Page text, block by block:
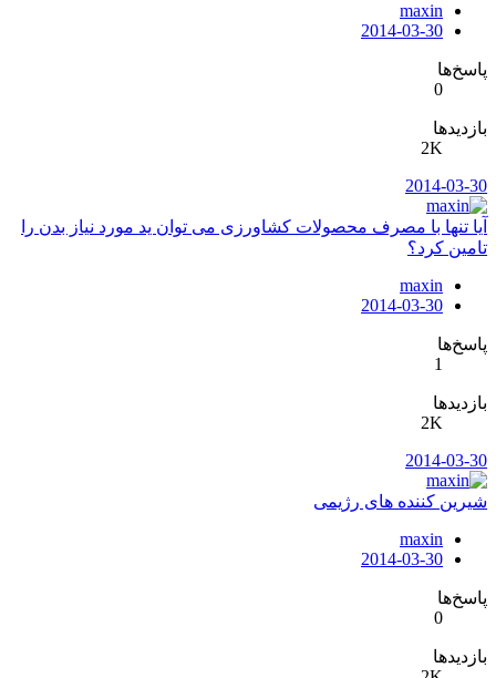
maxin
2014-03-30
پاسخ‌ها
0
بازدیدها
2K
2014-03-30
آیا تنها با مصرف محصولات کشاورزی می توان ید مورد نیاز بدن را
تامین کرد؟
maxin
2014-03-30
پاسخ‌ها
1
بازدیدها
2K
2014-03-30
شیرین کننده های رژیمی
maxin
2014-03-30
پاسخ‌ها
0
بازدیدها